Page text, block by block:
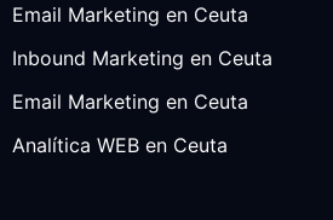
Email Marketing en Ceuta
Inbound Marketing en Ceuta
Email Marketing en Ceuta
Analítica WEB en Ceuta